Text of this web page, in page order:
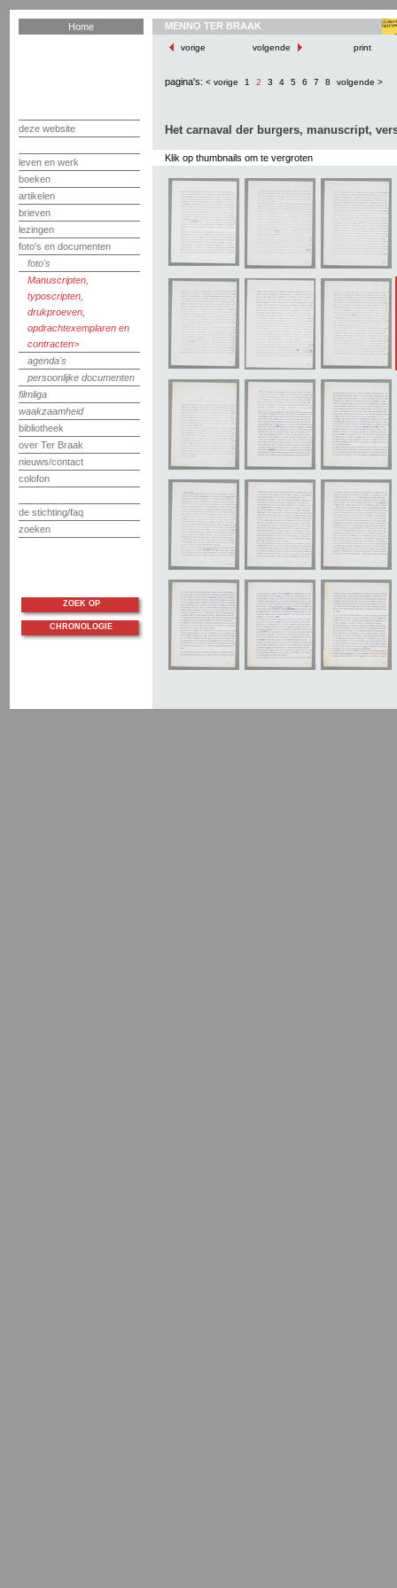
Home
deze website
leven en werk
boeken
artikelen
brieven
lezingen
foto's en documenten
foto's
Manuscripten,
typoscripten,
drukproeven,
opdrachtexemplaren en
contracten
agenda's
persoonlijke documenten
filmliga
waakzaamheid
bibliotheek
over Ter Braak
nieuws/contact
colofon
de stichting/faq
zoeken
MENNO TER BRAAK
vorige volgende print
pagina's: < vorige 1 2 3 4 5 6 7 8 volgende >
Het carnaval der burgers, manuscript,
Klik op thumbnails om te vergroten
ZOEK OP
CHRONOLOGIE